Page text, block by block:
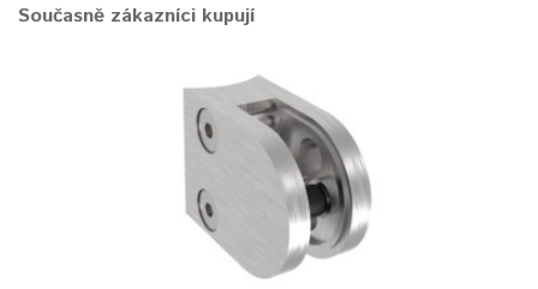
Současně zákazníci kupují